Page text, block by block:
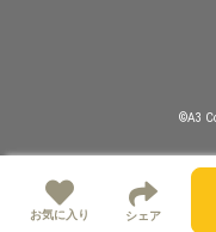
お気に入り シェア
©A3